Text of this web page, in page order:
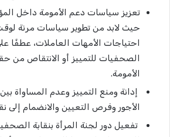
تعزيز سياسات دعم الأمومة داخل
حيث لابد من تطوير سياسات مرنة
احتياجات الأمهات العاملات،
الصحفيات للتمييز أو الانتقاص من
الأمومة.
إدانة ومنع التمييز وعدم المساواة
الأجور وفرص التعيين والانضمام إلى
تفعيل دور لجنة المرأة بنقابة